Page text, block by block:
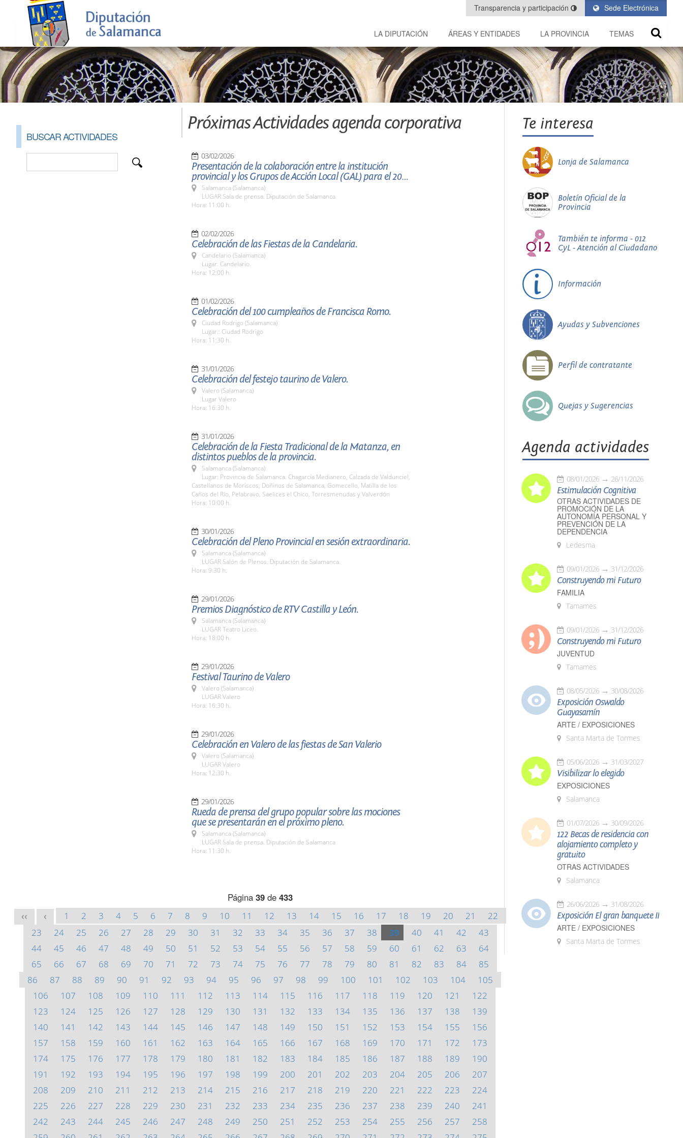
Sede Electrónica
Transparencia y participación
LA DIPUTACIÓN ÁREAS Y ENTIDADES LA PROVINCIA TEMAS
BUSCAR ACTIVIDADES
Próximas Actividades agenda corporativa
03/02/2026
Presentación de la colaboración entre la institución
provincial y los Grupos de Acción Local (GAL) para el 2026.
Salamanca (Salamanca)
LUGAR Sala de prensa. Diputación de Salamanca
Hora: 11:00 h.
02/02/2026
Celebración de las Fiestas de la Candelaria.
Candelario (Salamanca)
Lugar. Candelario.
Hora: 12:00 h.
01/02/2026
Celebración del 100 cumpleaños de Francisca Romo.
Ciudad Rodrigo (Salamanca)
Lugar.: Ciudad Rodrigo
Hora: 11:30 h.
31/01/2026
Celebración del festejo taurino de Valero.
Valero (Salamanca)
Lugar Valero
Hora: 16:30 h.
31/01/2026
Celebración de la Fiesta Tradicional de la Matanza, en
distintos pueblos de la provincia.
Salamanca (Salamanca)
Lugar: Provincia de Salamanca. Chagarcía Medianero, Calzada de Valdunciel,
Castellanos de Moriscos, Doñinos de Salamanca, Gomecello, Matilla de los
Caños del Río, Pelabravo, Saelices el Chico, Torresmenudas y Valverdón
Hora: 10:00 h.
30/01/2026
Celebración del Pleno Provincial en sesión extraordinaria.
Salamanca (Salamanca)
LUGAR Salón de Plenos. Diputación de Salamanca.
Hora: 9:30 h.
29/01/2026
Premios Diagnóstico de RTV Castilla y León.
Salamanca (Salamanca)
LUGAR Teatro Liceo.
Hora: 18:00 h.
29/01/2026
Festival Taurino de Valero
Valero (Salamanca)
LUGAR Valero
Hora: 16:30 h.
29/01/2026
Celebración en Valero de las fiestas de San Valerio
Valero (Salamanca)
LUGAR Valero
Hora: 12:30 h.
29/01/2026
Rueda de prensa del grupo popular sobre las mociones
que se presentarán en el próximo pleno.
Salamanca (Salamanca)
LUGAR Sala de prensa. Diputación de Salamanca
Hora: 11:30 h.
Página 39 de 433
<< < 1 2 3 4 5 6 7 8 9 10 11 12 13 14 15 16 17 18 19 20 21
22
23
24 25 26 27 28 29 30 31 32 33 34 35 36 37 38 39 40 41 42
43
44
45 46 47 48 49 50 51 52 53 54 55 56 57 58 59 60 61 62 63
64
65
66 67 68 69 70 71 72 73 74 75 76 77 78 79 80 81 82 83 84
85
86
87 88 89 90 91 92 93 94 95 96 97 98 99 100 101 102 103 104
105
106
107 108 109 110 111 112 113 114 115 116 117 118 119 120 121
122
123
124 125 126 127 128 129 130 131 132 133 134 135 136 137 138
139
140
141 142 143 144 145 146 147 148 149 150 151 152 153 154 155
156
157
158 159 160 161 162 163 164 165 166 167 168 169 170 171 172
173
174
175 176 177 178 179 180 181 182 183 184 185 186 187 188 189
190
191
192 193 194 195 196 197 198 199 200 201 202 203 204 205 206
207
208
209 210 211 212 213 214 215 216 217 218 219 220 221 222 223
224
225
226 227 228 229 230 231 232 233 234 235 236 237 238 239 240
241
242
243 244 245 246 247 248 249 250 251 252 253 254 255 256 257
258
Te interesa
Lonja de Salamanca
Boletín Oficial de la
Provincia
También te informa - 012
CyL - Atención al Ciudadano
Información
Ayudas y Subvenciones
Perfil de contratante
Quejas y Sugerencias
Agenda actividades
08/01/2026 26/11/2026
Estimulación Cognitiva
OTRAS ACTIVIDADES DE
PROMOCIÓN DE LA
AUTONOMÍA PERSONAL Y
PREVENCIÓN DE LA
DEPENDENCIA
Ledesma
09/01/2026 31/12/2026
Construyendo mi Futuro
FAMILIA
Tamames
09/01/2026 31/12/2026
Construyendo mi Futuro
JUVENTUD
Tamames
08/05/2026 30/08/2026
Exposición Oswaldo
Guayasamín
ARTE / EXPOSICIONES
Santa Marta de Tormes
05/06/2026 31/03/2027
Visibilizar lo elegido
EXPOSICIONES
Salamanca
01/07/2026 30/09/2026
122 Becas de residencia con
alojamiento completo y
gratuito
OTRAS ACTIVIDADES
Salamanca
26/06/2026 31/08/2026
Exposición El gran banquete II
ARTE / EXPOSICIONES
Santa Marta de Tormes